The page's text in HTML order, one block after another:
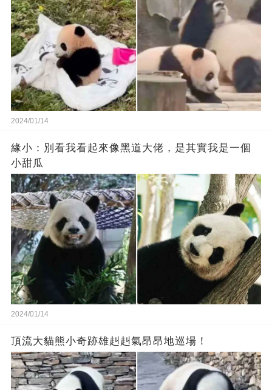
2024/01/14
緣小：別看我看起來‬像‬黑道‬大佬‬，是其實我是一個
小甜瓜‬
2024/01/14
頂流大貓熊小奇跡雄赳赳氣昂昂地巡場！